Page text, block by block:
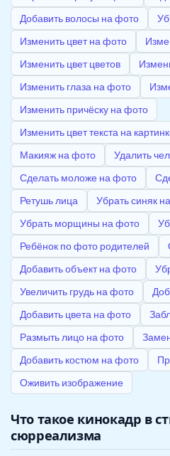
Добавить волосы на фото
Изменить цвет на фото
Изменить цвет цветов
Изменить глаза на фото
Изменить причёску на фото
Изменить цвет текста на
Макияж на фото
Удалить
Сделать моложе на фото
Ретушь лица
Убрать синяк
Убрать морщины на фото
Ребёнок по фото родителей
Добавить объект на фото
Увеличить грудь на фото
Добавить цвета на фото
Размыть лицо на фото
Добавить костюм на фото
Оживить изображение
Что такое кинокадр в
сюрреализма